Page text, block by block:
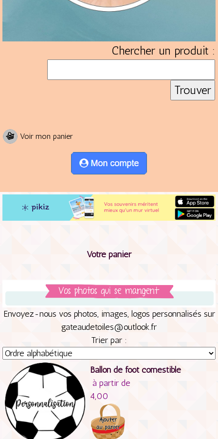
Chercher un produit :
Voir mon panier
Votre panier
Envoyez-nous vos photos, images, logos personnalisés sur
gateaudetoiles@outlook.fr
Trier par :
Ballon de foot comestible
à partir de
4,00